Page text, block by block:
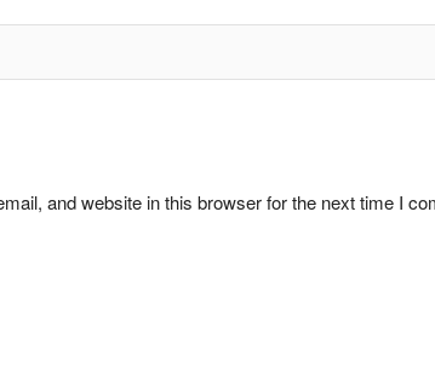
and website in this browser for the next time I